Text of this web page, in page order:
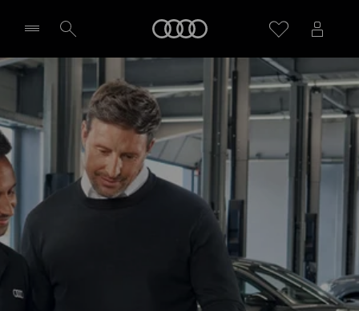
Wybierz Twojego Partnera Audi